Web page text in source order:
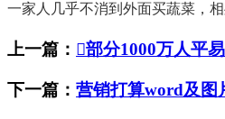
一家人几乎不消到外面买蔬菜，相
上一篇： 部分1000万人平
下一篇： 营销打算word及图